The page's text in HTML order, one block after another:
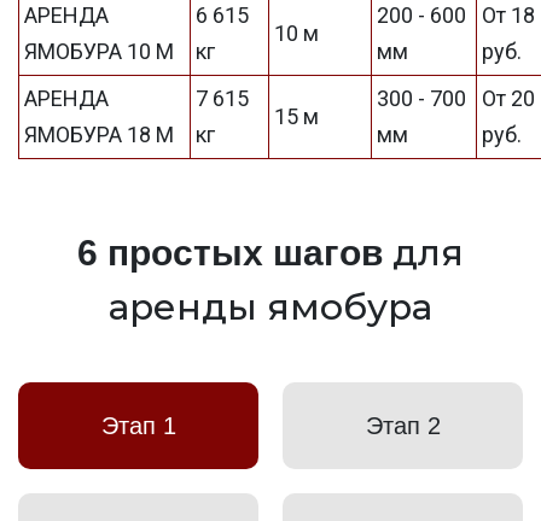
АРЕНДА
ЯМОБУРА 10 М
6 615
кг
10 м
200 - 600
мм
От 18
руб.
АРЕНДА
ЯМОБУРА 18 М
7 615
кг
15 м
300 - 700
мм
От 20
руб.
6 простых шагов для
аренды ямобура
Этап 1 Этап 2